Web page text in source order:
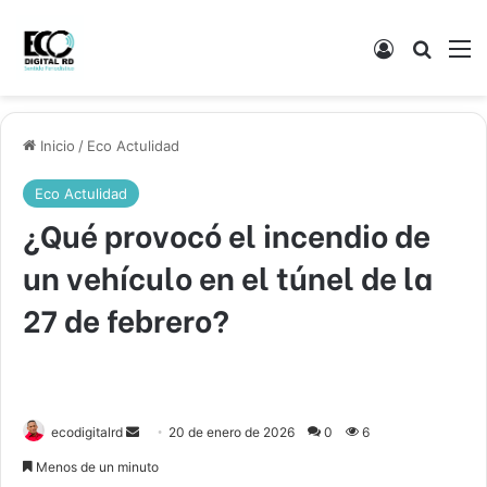
Acceso
Inicio / Eco Actulidad
Eco Actulidad
¿Qué provocó el incendio de
un vehículo en el túnel de la
27 de febrero?
ecodigitalrd
Send 20 de enero de 2026 0 6
Menos de un minuto